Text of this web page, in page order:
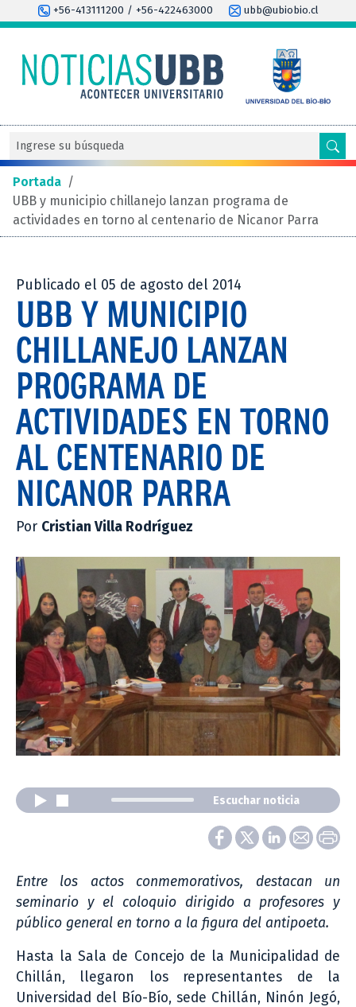
+56-413111200 / +56-422463000 ubb@ubiobio.cl
Portada /
UBB y municipio chillanejo lanzan programa de
actividades en torno al centenario de Nicanor Parra
Publicado el 05 de agosto del 2014
UBB Y MUNICIPIO
CHILLANEJO LANZAN
PROGRAMA DE
ACTIVIDADES EN TORNO
AL CENTENARIO DE
NICANOR PARRA
Por Cristian Villa Rodríguez
Escuchar noticia
Entre los actos conmemorativos, destacan un
seminario y el coloquio dirigido a profesores y
público general en torno a la figura del antipoeta.
Hasta la Sala de Concejo de la Municipalidad de
Chillán, llegaron los representantes de la
Universidad del Bío-Bío, sede Chillán, Ninón Jegó,